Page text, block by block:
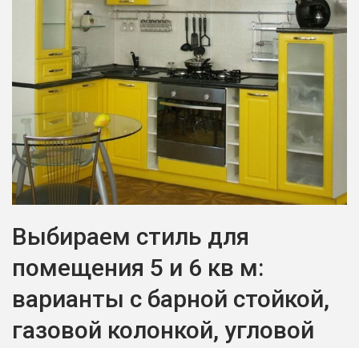
Выбираем стиль для
помещения 5 и 6 кв м:
варианты с барной стойкой,
газовой колонкой, угловой